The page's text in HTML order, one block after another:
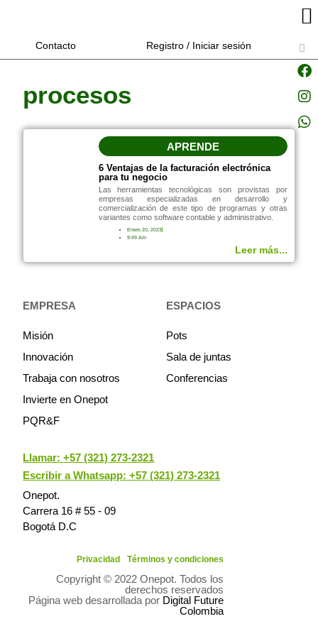
Contacto Registro / Iniciar sesión
procesos
APRENDE
6 Ventajas de la facturación electrónica
para tu negocio
Las herramientas tecnológicas son provistas por
empresas especializadas en desarrollo y
comercialización de este tipo de programas y otras
variantes como software contable y administrativo.
Enero 20, 2023
9:49 Am
Leer más...
EMPRESA
Misión
Innovación
Trabaja con nosotros
Invierte en Onepot
PQR&F
ESPACIOS
Pots
Sala de juntas
Conferencias
Llamar:+57 (321) 273-2321
Escribir a Whatsapp: +57 (321) 273-2321
Onepot.
Carrera 16 # 55 - 09
Bogotá D.C
Privacidad Términos y condiciones
Copyright © 2022 Onepot. Todos los
derechos reservados
Página web desarrollada por Digital Future
Colombia